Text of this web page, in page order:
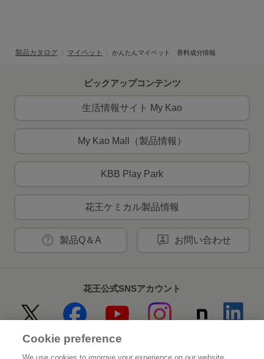
製品カタログ マイペット かんたんマイペット 香料成分情報
ピックアップコンテンツ
生活情報サイト My Kao
My Kao Mall（製品情報）
KBB Play Park
花王ケミカル製品情報
製品Q＆A お問い合わせ
花王公式SNSアカウント
Home 花王について
Cookie preference